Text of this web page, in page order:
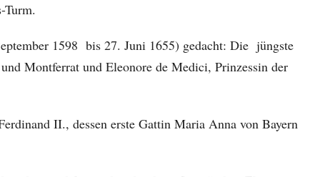
Turm.
1598 bis 27. Juni 1655) gedacht: Die jüngste
Montferrat und Eleonore de Medici, Prinzessin der
II., dessen erste Gattin Maria Anna von Bayern